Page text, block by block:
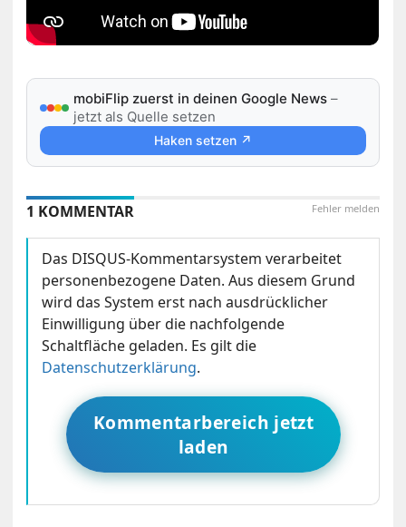
mobiFlip zuerst in deinen Google News –
jetzt als Quelle setzen
Haken setzen ↗
Fehler melden
1 KOMMENTAR
Das DISQUS-Kommentarsystem verarbeitet
personenbezogene Daten. Aus diesem Grund
wird das System erst nach ausdrücklicher
Einwilligung über die nachfolgende
Schaltfläche geladen. Es gilt die
Datenschutzerklärung.
Kommentarbereich jetzt
laden